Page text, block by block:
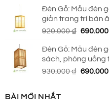
là:
650.000
Đèn Gỗ: Mẫu đèn
giản trang trí bàn
920.000₫ Giá
là:
920.000
690.000
Đèn Gỗ: Mẫu đèn
sách, phòng uống
930.000₫ Giá
690.000
BÀI MỚI NHẤT